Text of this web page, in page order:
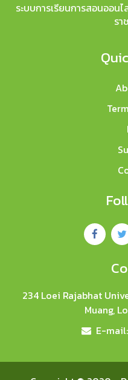
ระบบการเรียนการสอนออน
รา
234 Loei Rajabhat
Muang,
E-mail: